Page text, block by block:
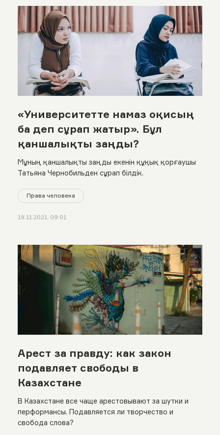
«Университетте намаз оқисың
ба деп сұрап жатыр». Бұл
қаншалықты заңды?
Мұның қаншалықты заңды екенін құқық қорғаушы
Татьяна Чернобильден сұрап білдік.
Права человека
19.11.2021, 09:01
Арест за правду: как закон
подавляет свободы в
Казахстане
В Казахстане все чаще арестовывают за шутки и
перформансы. Подавляется ли творчество и
свобода слова?